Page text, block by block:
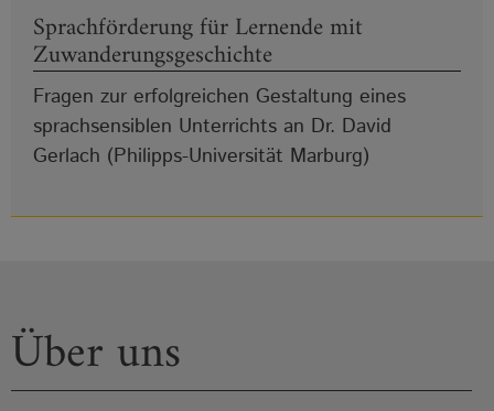
Sprachförderung für Lernende mit
Zuwanderungsgeschichte
Fragen zur erfolgreichen Gestaltung eines
sprachsensiblen Unterrichts an Dr. David
Gerlach (Philipps-Universität Marburg)
Über uns